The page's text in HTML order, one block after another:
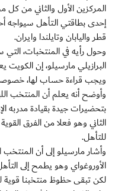
المركزين الأول والثاني من
إحدى بطاقتي الـتأهل سيواجه
قطر واليابان وتايلندا وايران.
وحول رأيه في المنتخبات،
البرازيلي مارسيلو، إن
ويجب قراءة حساب لها، خصوصا
وأوضح أنه يعلم أن المنتخب
بتحضيرات جيدة بقيادة مدربه
الثاني وهو فعلا من الفرق
للتأهل.
وأشار مارسيلو إلى أن
الأوروغواي وهو يطمح إلى
لكن تبقى حظوظ منتخبنا قوية